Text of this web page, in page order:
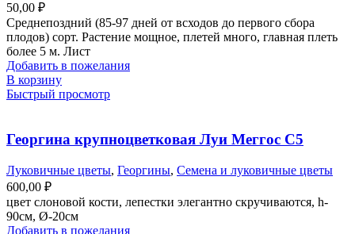
50,00 ₽
Среднепоздний (85-97 дней от всходов до первого сбора
плодов) сорт. Растение мощное, плетей много, главная плеть
более 5 м. Лист
Добавить в пожелания
В корзину
Быстрый просмотр
Георгина крупноцветковая Луи Меггос С5
Луковичные цветы, Георгины, Семена и луковичные цветы
600,00 ₽
цвет слоновой кости, лепестки элегантно скручиваются, h-
90см, Ø-20см
Добавить в пожелания